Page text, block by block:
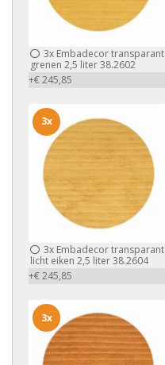
3x Embadecor transparant
grenen 2,5 liter 38.2602
+€ 245,85
3x Embadecor transparant
licht eiken 2,5 liter 38.2604
+€ 245,85
3x
3x